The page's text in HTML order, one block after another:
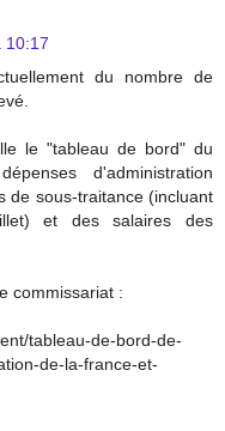
10:17
du nombre de
le "tableau de bord" du
d'administration
de sous-traitance (incluant
et des salaires des
commissariat :
tableau-de-bord-de-
de-la-france-et-